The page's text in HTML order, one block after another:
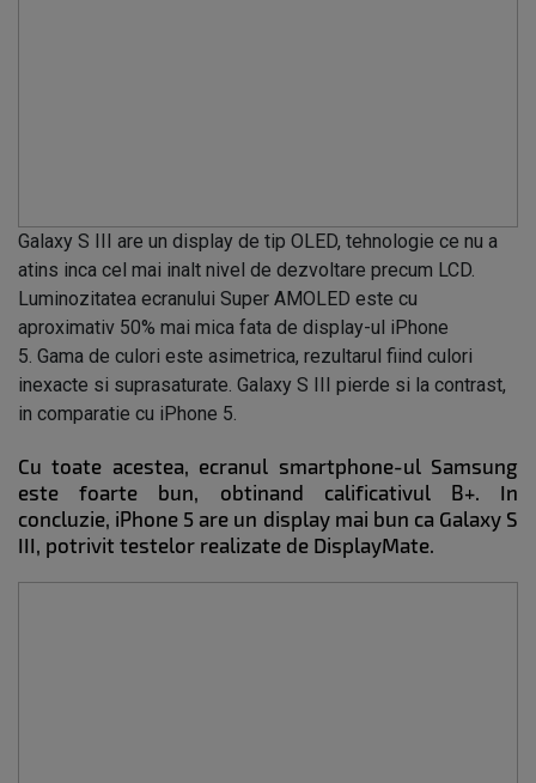
Galaxy S III are un display de tip OLED, tehnologie ce nu a
atins inca cel mai inalt nivel de dezvoltare precum LCD.
Luminozitatea ecranului Super AMOLED este cu
aproximativ 50% mai mica fata de display-ul iPhone
5. Gama de culori este asimetrica, rezultarul fiind culori
inexacte si suprasaturate. Galaxy S III pierde si la contrast,
in comparatie cu iPhone 5.
Cu toate acestea, ecranul smartphone-ul Samsung
este foarte bun, obtinand calificativul B+. In
concluzie, iPhone 5 are un display mai bun ca Galaxy S
III, potrivit testelor realizate de DisplayMate.